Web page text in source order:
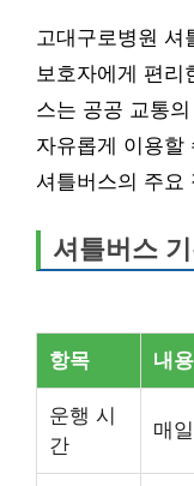
고대구로병원 셔
보호자에게 편리
스는 공공 교통
자유롭게 이용할
셔틀버스의 주요
셔틀버스
항목 내용
운행 시
간
매